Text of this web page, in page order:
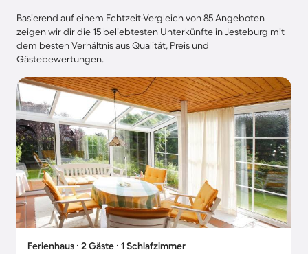
Basierend auf einem Echtzeit-Vergleich von 85 Angeboten
zeigen wir dir die 15 beliebtesten Unterkünfte in Jesteburg mit
dem besten Verhältnis aus Qualität, Preis und
Gästebewertungen.
Ferienhaus ∙ 2 Gäste ∙ 1 Schlafzimmer